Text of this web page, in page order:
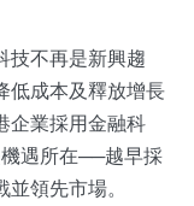
技不再是新興趨
低成本及釋放增長
企業採用金融科
遇所在──越早採
領先市場。